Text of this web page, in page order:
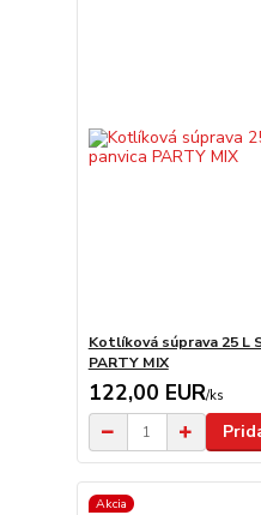
Kotlíková súprava 25 L
PARTY MIX
122,00 EUR/ks
Akcia